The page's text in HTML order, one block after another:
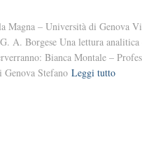
Magna – Università di Genova
A. Borgese Una lettura
Bianca Montale –
Stefano Leggi tutto